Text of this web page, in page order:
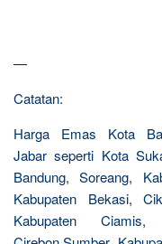
—
Catatan:
Harga Emas Kota
Jabar seperti Kota
Bandung, Soreang,
Kabupaten Bekasi,
Kabupaten